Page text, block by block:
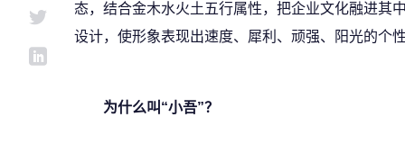
态，结合金木水火土五行属性，把企业文化融进其
设计，使形象表现出速度、犀利、顽强、阳光的个
为什么叫“小吾”？